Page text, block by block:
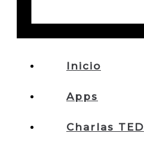
Inicio
Apps
Charlas TED